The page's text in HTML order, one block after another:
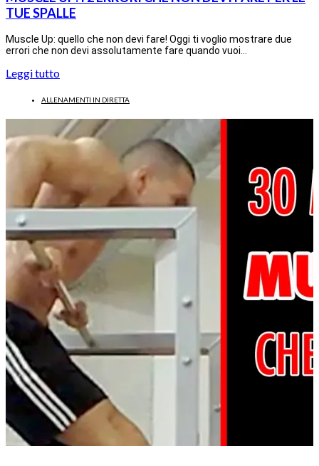
TUE SPALLE
Muscle Up: quello che non devi fare! Oggi ti voglio mostrare due
errori che non devi assolutamente fare quando vuoi…
Leggi tutto
ALLENAMENTI IN DIRETTA